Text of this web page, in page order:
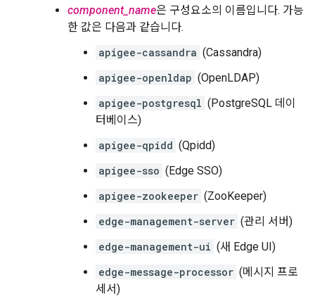
component_name은 구성요소의 이름입니다. 가능
한 값은 다음과 같습니다.
apigee-cassandra (Cassandra)
apigee-openldap (OpenLDAP)
apigee-postgresql (PostgreSQL 데이
터베이스)
apigee-qpidd (Qpidd)
apigee-sso (Edge SSO)
apigee-zookeeper (ZooKeeper)
edge-management-server (관리 서버)
edge-management-ui (새 Edge UI)
edge-message-processor (메시지 프로
세서)